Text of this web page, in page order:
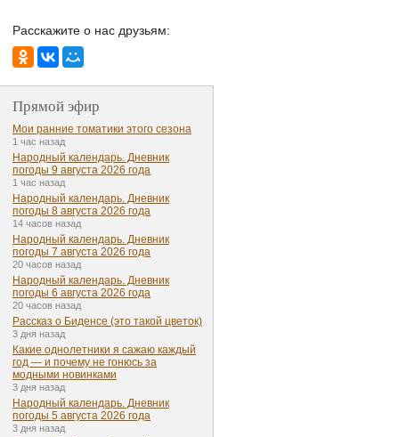
Расскажите о нас друзьям:
Прямой эфир
Мои ранние томатики этого сезона
1 час назад
Народный календарь. Дневник
погоды 9 августа 2026 года
1 час назад
Народный календарь. Дневник
погоды 8 августа 2026 года
14 часов назад
Народный календарь. Дневник
погоды 7 августа 2026 года
20 часов назад
Народный календарь. Дневник
погоды 6 августа 2026 года
20 часов назад
Рассказ о Биденсе (это такой цветок)
3 дня назад
Какие однолетники я сажаю каждый
год — и почему не гонюсь за
модными новинками
3 дня назад
Народный календарь. Дневник
погоды 5 августа 2026 года
3 дня назад